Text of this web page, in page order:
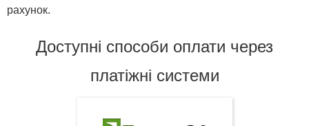
рахунок.
Доступні способи оплати через
платіжні системи